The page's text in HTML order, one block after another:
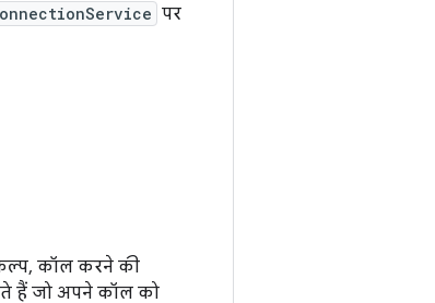
पर
कॉल करने की
हैं जो अपने कॉल को